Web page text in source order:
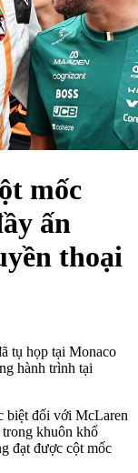
mốc
ấn
thoại
tụ họp tại Monaco
hành trình tại
biệt đối với McLaren
khuôn khổ
đạt được cột mốc